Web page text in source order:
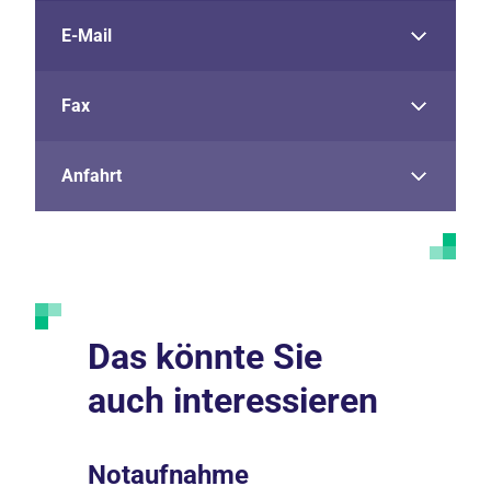
E-Mail
Fax
Anfahrt
Das könnte Sie
auch interessieren
Notaufnahme